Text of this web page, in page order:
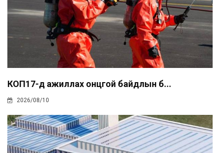
КОП17-д ажиллах онцгой байдлын б...
2026/08/10